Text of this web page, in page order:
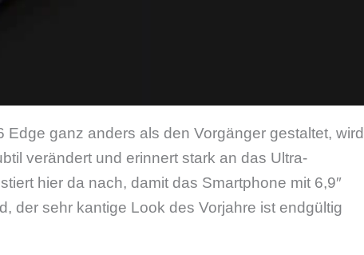
ganz anders als den Vorgänger gestaltet, wird
verändert und erinnert stark an das Ultra-
hier da nach, damit das Smartphone mit 6,9″
der sehr kantige Look des Vorjahre ist endgültig